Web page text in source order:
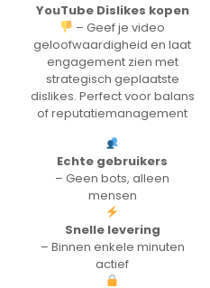
YouTube Dislikes kopen
– Geef je video
geloofwaardigheid en laat
engagement zien met
strategisch geplaatste
dislikes. Perfect voor balans
of reputatiemanagement
Echte gebruikers
– Geen bots, alleen
mensen
Snelle levering
– Binnen enkele minuten
actief